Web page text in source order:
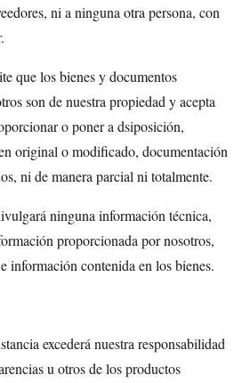
ni a ninguna otra persona, con
que los bienes y documentos
son de nuestra propiedad y acepta
o poner a dsiposición,
original o modificado, documentación
ni de manera parcial ni totalmente.
ninguna información técnica,
proporcionada por nosotros,
información contenida en los bienes.
excederá nuestra responsabilidad
u otros de los productos